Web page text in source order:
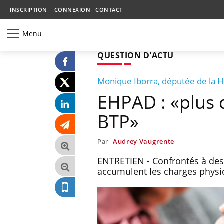
INSCRIPTION CONNEXION CONTACT
Menu
QUESTION D'ACTU
Monique Iborra, députée de la
EHPAD :
BTP»
Par Audrey Vaugrente
ENTRETIEN - Confrontés à
accumulent les charges